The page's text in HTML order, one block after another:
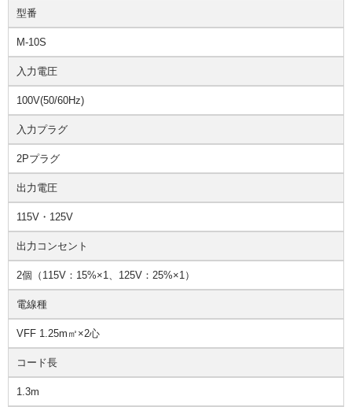
型番
M-10S
入力電圧
100V(50/60Hz)
入力プラグ
2Pプラグ
出力電圧
115V・125V
出力コンセント
2個（115V：15%×1、125V：25%×1）
電線種
VFF 1.25m㎡×2心
コード長
1.3m